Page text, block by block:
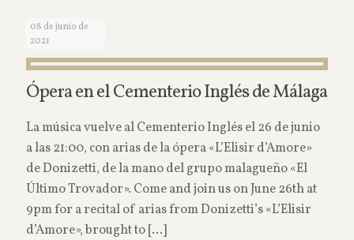
08 de junio de
2021
Ópera en el Cementerio Inglés de Málaga
La música vuelve al Cementerio Inglés el 26 de junio
a las 21:00, con arias de la ópera «L’Elisir d’Amore»
de Donizetti, de la mano del grupo malagueño «El
Último Trovador». Come and join us on June 26th at
9pm for a recital of arias from Donizetti’s «L’Elisir
d’Amore», brought to […]